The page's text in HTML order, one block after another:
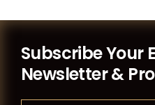
Subscribe Your
Newsletter &